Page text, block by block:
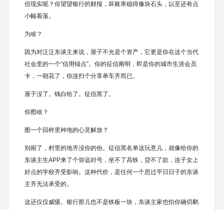
但现实呢？你望望银行的财报，坏账率稳得像块石头，以至还有点
小幅着落。
为啥？
因为对泛泛东谈主来说，屋子不光是个资产，它更是你在这个当代
社会里的一个“信用锚点”。你的征信阐明，即是你的城市生涯会员
卡，一朝花了，你连扫个分享单车齐而已。
屋子没了。钱白给了。征信黑了。
你图啥？
图一个回梓里种地的心灵解放？
别闹了，村里的地齐没你的份。征信黑名单这玩意儿，就像给你的
东谈主生APP来了个弥远封号，坐不了高铁，贷不了款，连子女上
好点的学校齐受影响。这种代价，是任何一个思过平日日子的东谈
主齐无法承受的。
这还仅仅威慑。银行那儿也不是铁板一块，东谈主家也怕你确切鹬